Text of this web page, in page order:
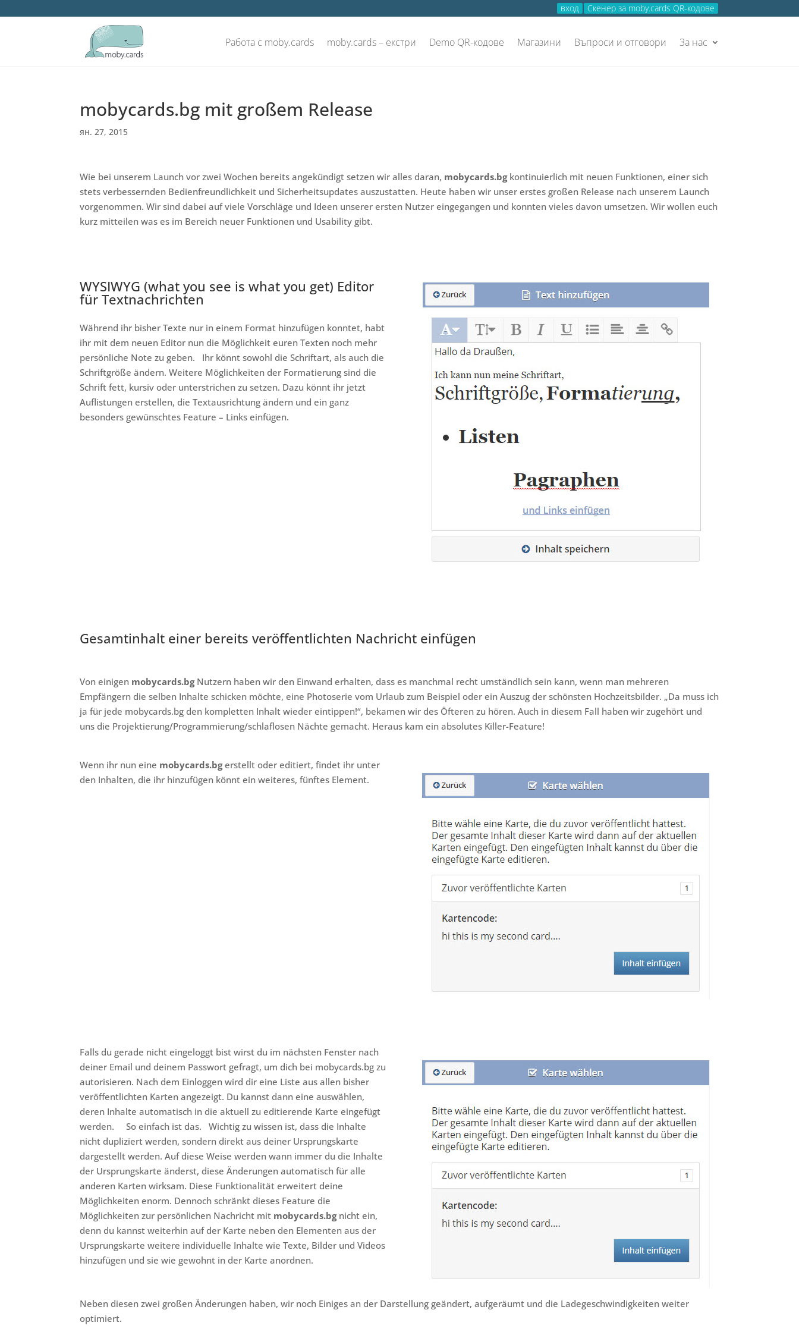
вход Скенер за moby.cards QR-кодове
Работа с moby.cards moby.cards – екстри Demo QR-кодове Магазини Въпроси и отговори За нас
mobycards.bg mit großem Release
ян. 27, 2015
Wie bei unserem Launch vor zwei Wochen bereits angekündigt setzen wir alles daran, mobycards.bgkontinuierlich mit neuen Funktionen, einer sich
stets verbessernden Bedienfreundlichkeit und Sicherheitsupdates auszustatten. Heute haben wir unser erstes großen Release nach unserem Launch
vorgenommen. Wir sind dabei auf viele Vorschläge und Ideen unserer ersten Nutzer eingegangen und konnten vieles davon umsetzen. Wir wollen euch
kurz mitteilen was es im Bereich neuer Funktionen und Usability gibt.
WYSIWYG (what you see is what you get) Editor
für Textnachrichten
Während ihr bisher Texte nur in einem Format hinzufügen konntet, habt
ihr mit dem neuen Editor nun die Möglichkeit euren Texten noch mehr
persönliche Note zu geben. Ihr könnt sowohl die Schriftart, als auch die
Schriftgröße ändern. Weitere Möglichkeiten der Formatierung sind die
Schrift fett, kursiv oder unterstrichen zu setzen. Dazu könnt ihr jetzt
Auflistungen erstellen, die Textausrichtung ändern und ein ganz
besonders gewünschtes Feature – Links einfügen.
Gesamtinhalt einer bereits veröffentlichten Nachricht einfügen
Von einigen mobycards.bgNutzern haben wir den Einwand erhalten, dass es manchmal recht umständlich sein kann, wenn man mehreren
Empfängern die selben Inhalte schicken möchte, eine Photoserie vom Urlaub zum Beispiel oder ein Auszug der schönsten Hochzeitsbilder. „Da muss ich
ja für jede mobycards.bg den kompletten Inhalt wieder eintippen!“, bekamen wir des Öfteren zu hören. Auch in diesem Fall haben wir zugehört und
uns die Projektierung/Programmierung/schlaflosen Nächte gemacht. Heraus kam ein absolutes Killer-Feature!
Wenn ihr nun eine mobycards.bgerstellt oder editiert, findet ihr unter
den Inhalten, die ihr hinzufügen könnt ein weiteres, fünftes Element.
Falls du gerade nicht eingeloggt bist wirst du im nächsten Fenster nach
deiner Email und deinem Passwort gefragt, um dich bei mobycards.bg zu
autorisieren. Nach dem Einloggen wird dir eine Liste aus allen bisher
veröffentlichten Karten angezeigt. Du kannst dann eine auswählen,
deren Inhalte automatisch in die aktuell zu editierende Karte eingefügt
werden. So einfach ist das. Wichtig zu wissen ist, dass die Inhalte
nicht dupliziert werden, sondern direkt aus deiner Ursprungskarte
dargestellt werden. Auf diese Weise werden wann immer du die Inhalte
der Ursprungskarte änderst, diese Änderungen automatisch für alle
anderen Karten wirksam. Diese Funktionalität erweitert deine
Möglichkeiten enorm. Dennoch schränkt dieses Feature die
Möglichkeiten zur persönlichen Nachricht mit mobycards.bgnicht ein,
denn du kannst weiterhin auf der Karte neben den Elementen aus der
Ursprungskarte weitere individuelle Inhalte wie Texte, Bilder und Videos
hinzufügen und sie wie gewohnt in der Karte anordnen.
Neben diesen zwei großen Änderungen haben, wir noch Einiges an der Darstellung geändert, aufgeräumt und die Ladegeschwindigkeiten weiter
optimiert.